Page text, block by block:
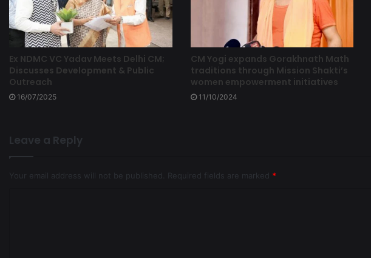
Ex NDMC VC Yadav Meets Delhi CM;
Discusses Development & Public
Outreach
16/07/2025
CM Yogi expands Gorakhnath Math
traditions through Mission Shakti’s
women empowerment initiatives
11/10/2024
Leave a Reply
Your email address will not be published. Required fields are marked *